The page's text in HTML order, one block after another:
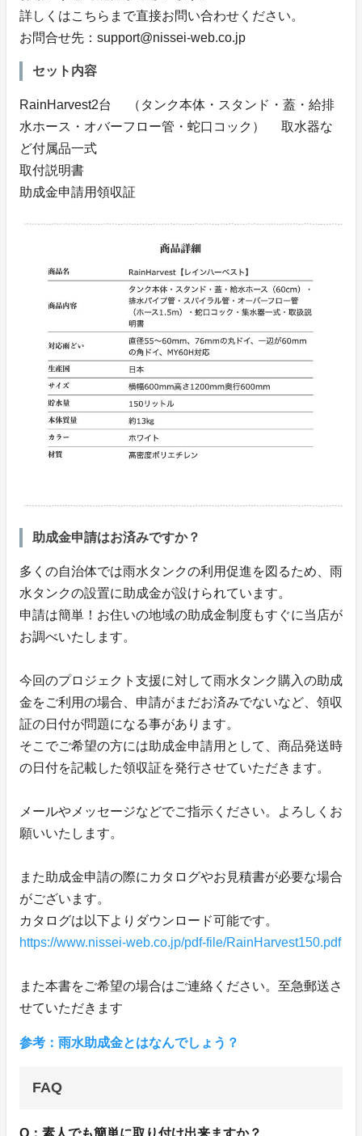
詳しくはこちらまで直接お問い合わせください。
お問合せ先：support@nissei-web.co.jp
セット内容
RainHarvest2台 （タンク本体・スタンド・蓋・給排
水ホース・オバーフロー管・蛇口コック） 取水器な
ど付属品一式
取付説明書
助成金申請用領収証
助成金申請はお済みですか？
多くの自治体では雨水タンクの利用促進を図るため、雨
水タンクの設置に助成金が設けられています。
申請は簡単！お住いの地域の助成金制度もすぐに当店が
お調べいたします。
今回のプロジェクト支援に対して雨水タンク購入の助成
金をご利用の場合、申請がまだお済みでないなど、領収
証の日付が問題になる事があります。
そこでご希望の方には助成金申請用として、商品発送時
の日付を記載した領収証を発行させていただきます。
メールやメッセージなどでご指示ください。よろしくお
願いいたします。
また助成金申請の際にカタログやお見積書が必要な場合
がございます。
カタログは以下よりダウンロード可能です。
https://www.nissei-web.co.jp/pdf-file/RainHarvest150.pdf
また本書をご希望の場合はご連絡ください。至急郵送さ
せていただきます
参考：雨水助成金とはなんでしょう？
FAQ